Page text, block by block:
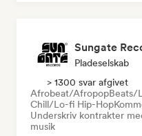
Sungate
Pladeselskab
> 1300 svar afgivet
Afrobeat/AfropopBeats/
Chill/Lo-fi Hip-Hop
Underskriv kontrakter
musik